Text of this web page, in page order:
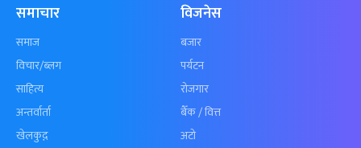
समाचार
समाज
विचार/ब्लग
साहित्य
अन्तर्वार्ता
खेलकुद़़
विजनेस
बजार
पर्यटन
रोजगार
बैँक / वित्त
अटो